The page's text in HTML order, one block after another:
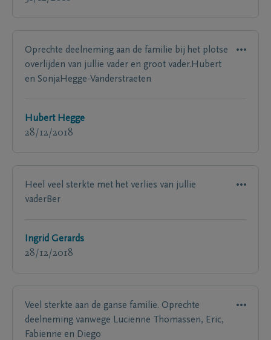
Oprechte deelneming aan de familie bij het plotse
overlijden van jullie vader en groot vader.Hubert
en SonjaHegge-Vanderstraeten
Hubert Hegge
28/12/2018
Heel veel sterkte met het verlies van jullie
vaderBer
Ingrid Gerards
28/12/2018
Veel sterkte aan de ganse familie. Oprechte
deelneming vanwege Lucienne Thomassen, Eric,
Fabienne en Diego